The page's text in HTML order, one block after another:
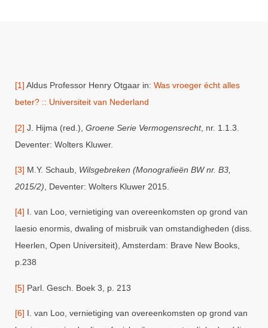
[1] Aldus Professor Henry Otgaar in: Was vroeger écht alles
beter? :: Universiteit van Nederland
[2] J. Hijma (red.), Groene Serie Vermogensrecht, nr. 1.1.3.
Deventer: Wolters Kluwer.
[3] M.Y. Schaub, Wilsgebreken (Monografieën BW nr. B3,
2015/2) , Deventer: Wolters Kluwer 2015.
[4] I. van Loo, vernietiging van overeenkomsten op grond van
laesio enormis, dwaling of misbruik van omstandigheden (diss.
Heerlen, Open Universiteit), Amsterdam: Brave New Books,
p.238
[5] Parl. Gesch. Boek 3, p. 213
[6] I. van Loo, vernietiging van overeenkomsten op grond van